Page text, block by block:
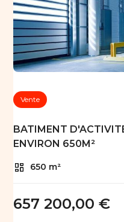
Vente
BATIMENT
ENVIRON 650M²
650 m²
657 200,00 €